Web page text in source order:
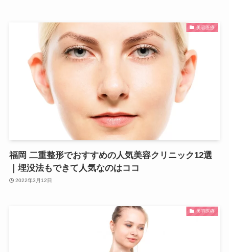
美容医療
福岡 二重整形でおすすめの人気美容クリニック12選
｜埋没法もできて人気なのはココ
2022年3月12日
美容医療